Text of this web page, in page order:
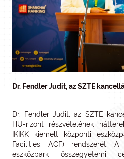
Dr. Fendler Judit, az SZTE
Dr. Fendler Judit, az SZTE
HU-rizont részvételének
IKIKK kiemelt központi
Facilities, ACF) rendszerét.
eszközpark